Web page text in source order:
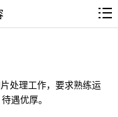
处理工作，要求熟练运
遇优厚。